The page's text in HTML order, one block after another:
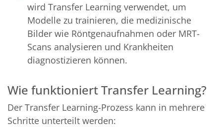
wird Transfer Learning verwendet, um
Modelle zu trainieren, die medizinische
Bilder wie Röntgenaufnahmen oder MRT-
Scans analysieren und Krankheiten
diagnostizieren können.
Wie funktioniert Transfer Learning?
Der Transfer Learning-Prozess kann in mehrere
Schritte unterteilt werden: